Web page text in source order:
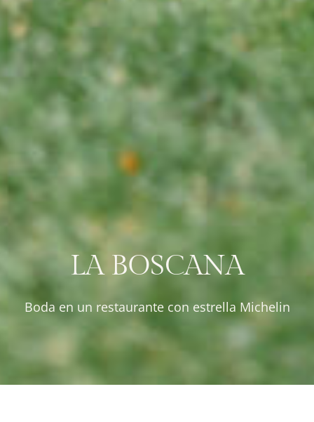
LA BOSCANA
Boda en un restaurante con estrella Michelin